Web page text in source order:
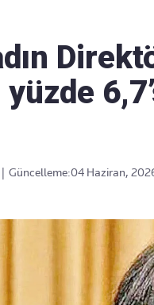
Güncelleme:04 Haziran,